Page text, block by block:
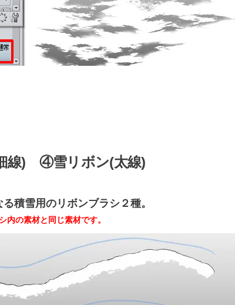
線) ④雪リボン(太線)
積雪用のリボンブラシ２種。
の素材と同じ素材です。